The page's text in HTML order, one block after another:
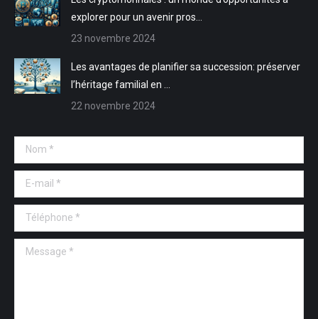
explorer pour un avenir pros…
23 novembre 2024
Les avantages de planifier sa succession: préserver
l’héritage familial en …
22 novembre 2024
Nom *
E-mail *
Téléphone *
Message *